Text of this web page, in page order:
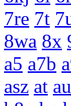
7re 7t
8wa 8x
a5 a7b
asz at au